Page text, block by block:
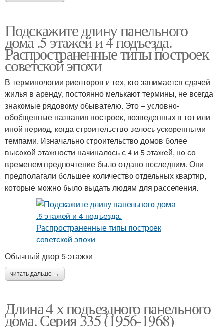
Подскажите длину панельного
дома .5 этажей и 4 подъезда.
Распространенные типы построек
советской эпохи
В терминологии риелторов и тех, кто занимается сдачей
жилья в аренду, постоянно мелькают термины, не всегда
знакомые рядовому обывателю. Это – условно-
обобщенные названия построек, возведенных в тот или
иной период, когда строительство велось ускоренными
темпами. Изначально строительство домов более
высокой этажности начиналось с 4 и 5 этажей, но со
временем предпочтение было отдано последним. Они
предполагали большее количество отдельных квартир,
которые можно было выдать людям для расселения.
Обычный двор 5-этажки
читать дальше →
Длина 4 х подъездного панельного
дома. Серия 335 (1956-1968)